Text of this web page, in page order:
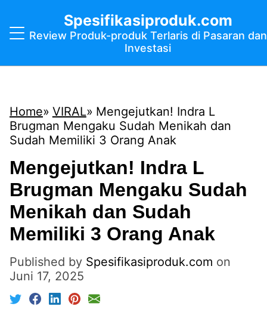
Spesifikasiproduk.com
Review Produk-produk Terlaris di Pasaran dan
Investasi
Home VIRAL
Mengejutkan! Indra L
Brugman Mengaku Sudah Menikah dan
Sudah Memiliki 3 Orang Anak
Mengejutkan! Indra L
Brugman Mengaku Sudah
Menikah dan Sudah
Memiliki 3 Orang Anak
Published by Spesifikasiproduk.com on
Juni 17, 2025